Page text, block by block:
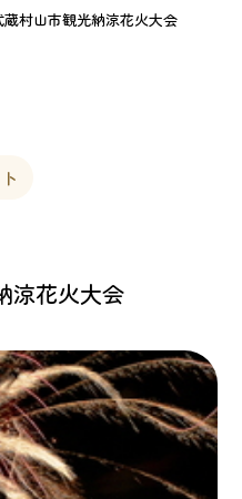
蔵村山市観光納涼花火大会
涼花火大会